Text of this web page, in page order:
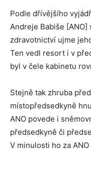
Podle dřívějšího
Andreje Babiše
zdravotnictví ujme
Ten vedl resort i v
byl v čele kabinetu
Stejně tak zhruba
místopředsedkyně
ANO povede i
předsedkyně či
V minulosti ho za